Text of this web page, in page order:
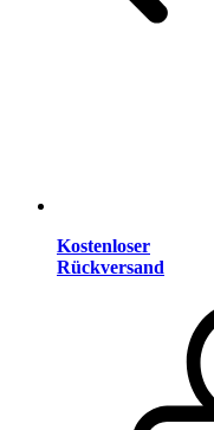
Kostenloser
Rückversand